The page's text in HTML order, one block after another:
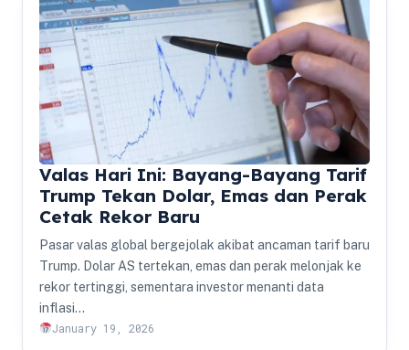
Valas Hari Ini: Bayang-Bayang Tarif
Trump Tekan Dolar, Emas dan Perak
Cetak Rekor Baru
Pasar valas global bergejolak akibat ancaman tarif baru
Trump. Dolar AS tertekan, emas dan perak melonjak ke
rekor tertinggi, sementara investor menanti data
inflasi…
January 19, 2026